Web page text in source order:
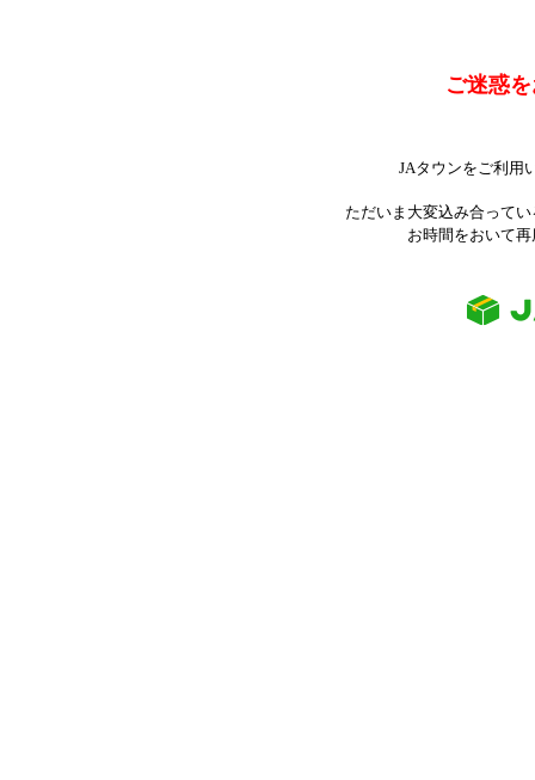
ご迷惑
JAタウンをご利用
ただいま大変込み合って
お時間をおいて